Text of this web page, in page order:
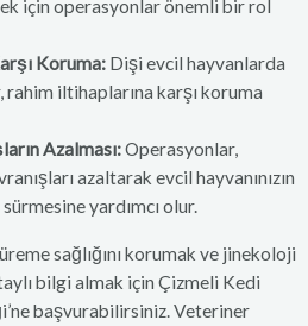
için operasyonlar önemli bir rol
Koruma: Dişi evcil hayvanlarda
rahim iltihaplarına karşı koruma
Azalması:Operasyonlar,
azaltarak evcil hayvanınızın
yardımcı olur.
sağlığını korumak ve jinekoloji
bilgi almak için Çizmeli Kedi
başvurabilirsiniz. Veteriner